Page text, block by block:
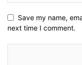
Save my name,
next time I comment.